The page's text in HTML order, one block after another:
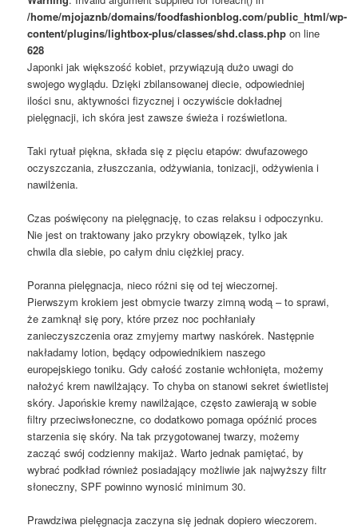
/home/mjojaznb/domains/foodfashionblog.com/public_html/wp-
content/plugins/lightbox-plus/classes/shd.class.php on line
628
Japonki jak większość kobiet, przywiązują dużo uwagi do
swojego wyglądu. Dzięki zbilansowanej diecie, odpowiedniej
ilości snu, aktywności fizycznej i oczywiście dokładnej
pielęgnacji, ich skóra jest zawsze świeża i rozświetlona.
Taki rytuał piękna, składa się z pięciu etapów: dwufazowego
oczyszczania, złuszczania, odżywiania, tonizacji, odżywienia i
nawilżenia.
Czas poświęcony na pielęgnację, to czas relaksu i odpoczynku.
Nie jest on traktowany jako przykry obowiązek, tylko jak
chwila dla siebie, po całym dniu ciężkiej pracy.
Poranna pielęgnacja, nieco różni się od tej wieczornej.
Pierwszym krokiem jest obmycie twarzy zimną wodą – to sprawi,
że zamknął się pory, które przez noc pochłaniały
zanieczyszczenia oraz zmyjemy martwy naskórek. Następnie
nakładamy lotion, będący odpowiednikiem naszego
europejskiego toniku. Gdy całość zostanie wchłonięta, możemy
nałożyć krem nawilżający. To chyba on stanowi sekret świetlistej
skóry. Japońskie kremy nawilżające, często zawierają w sobie
filtry przeciwsłoneczne, co dodatkowo pomaga opóźnić proces
starzenia się skóry. Na tak przygotowanej twarzy, możemy
zacząć swój codzienny makijaż. Warto jednak pamiętać, by
wybrać podkład również posiadający możliwie jak najwyższy filtr
słoneczny, SPF powinno wynosić minimum 30.
Prawdziwa pielęgnacja zaczyna się jednak dopiero wieczorem.